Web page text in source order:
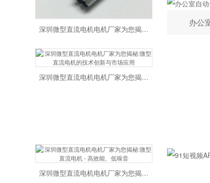
办公
深圳微型直流电机电机厂家为您揭秘:了解微型直流电机的设计、开发及制造过程
深圳微型直流电机电机厂家为您揭秘:微型直流电机的技术创新与市场应用
深圳微型直流电机电机厂家为您揭秘:微型直流电机 - 高效能、低噪音